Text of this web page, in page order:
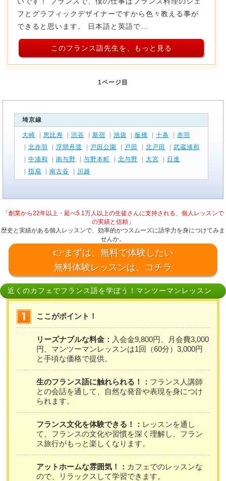
フとグラフィックデザイナーですから色々教える事が
できると思います。 日本語と英語で...
このフランス語先生を、もっと見る
1ページ目
埼京線
大崎 恵比寿 渋谷 新宿 池袋 板橋 十条
赤羽
北赤羽 浮間舟渡 戸田公園 戸田 北戸田
武蔵浦和
中浦和 南与野 与野本町 北与野 大宮
日進
指扇 南古谷 川越
「創業から22年以上・延べ5.1万人以上の生徒さんに支持される、個人レッスンで
の実績と信頼」
歴史と実績がある個人レッスンで、効率的かつスムーズに語学力を身につけてみま
せんか。
👉まずは、無料で体験したい
無料体験レッスンは、コチラ
近くのカフェでフランス語を学ぼう！マンツーマンレッスン
ここがポイント！
リーズナブルな料金： 入会金9,800円、月会費3,000
円、マンツーマンレッスンは1回（60分）3,000円
と手頃な価格で提供。
生のフランス語に触れられる！： フランス人講師
との会話を通して、自然な発音や表現を身につけ
られます。
フランス文化を体験できる！： レッスンを通し
て、フランスの文化や習慣を深く理解し、フラン
ス旅行がもっと楽しくなります。
アットホームな雰囲気！： カフェでのレッスンな
ので、リラックスして学習できます。